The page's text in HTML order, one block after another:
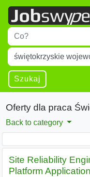
Title
Type 1 or more
Miejscowość
Type 1 or more
Szukaj
Oferty dla praca
Back to category
Site Reliability
Platform Application